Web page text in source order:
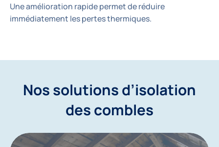
Une amélioration rapide permet de réduire
immédiatement les pertes thermiques.
Nos solutions d’isolation
des combles